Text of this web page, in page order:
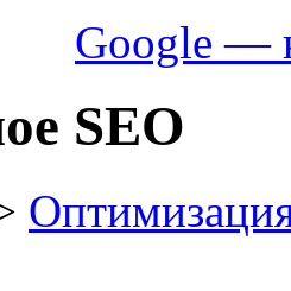
Google —
SEO